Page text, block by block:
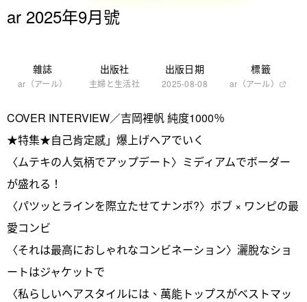
ar 2025年9月號
雜誌
ar（アール）
出版社
主婦と生活社
出版日期
2025-08-08
標籤
ar（アール）
COVER INTERVIEW／吉岡裡帆 純度1000％
★特集★自己肯定感」爆上げヘアでいく
〈ムテキの人気柄でアップデート〉ミディアムでボーダー
が盛れる！
〈パツッとラインを際立たせてナンボ?〉ボブ × ワンピの最
愛コンビ
〈それは最高におしゃれなコンビネーション〉灑脫なショ
ートはジャケットで
〈私らしいヘアスタイルには、萬能トップスがベストマッ